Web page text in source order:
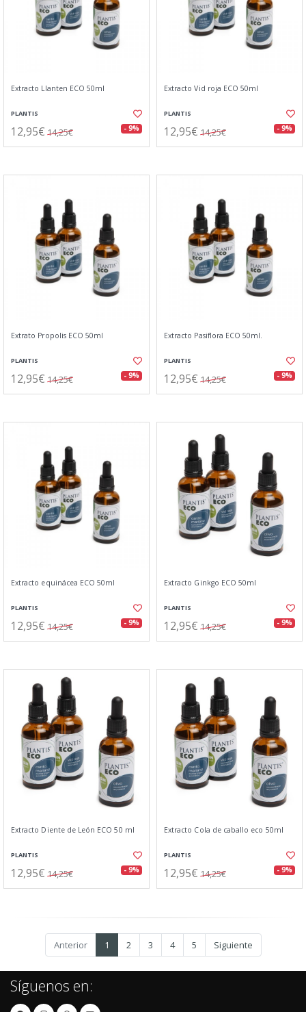
Extracto Llanten ECO 50ml
PLANTIS
12,95€ 14,25€ - 9%
Extracto Vid roja ECO 50ml
PLANTIS
12,95€ 14,25€ - 9%
Extrato Propolis ECO 50ml
PLANTIS
12,95€ 14,25€ - 9%
Extracto Pasiflora ECO 50ml.
PLANTIS
12,95€ 14,25€ - 9%
Extracto equinácea ECO 50ml
PLANTIS
12,95€ 14,25€ - 9%
Extracto Ginkgo ECO 50ml
PLANTIS
12,95€ 14,25€ - 9%
Extracto Diente de León ECO 50 ml
PLANTIS
12,95€ 14,25€ - 9%
Extracto Cola de caballo eco 50ml
PLANTIS
12,95€ 14,25€ - 9%
Anterior 1 2 3 4 5 Siguiente
Síguenos en: